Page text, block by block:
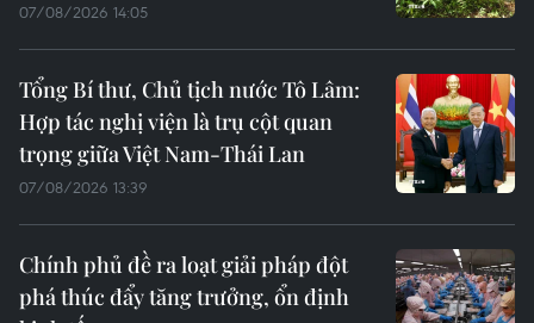
07/08/2026 14:05
Tổng Bí thư, Chủ tịch nước Tô Lâm:
Hợp tác nghị viện là trụ cột quan
trọng giữa Việt Nam-Thái Lan
07/08/2026 13:39
Chính phủ đề ra loạt giải pháp đột
phá thúc đẩy tăng trưởng, ổn định